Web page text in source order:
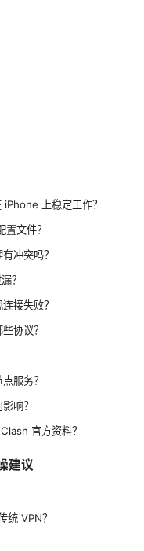
上稳定工作？
文件？
冲突吗？
？
接失败？
协议？
服务？
响？
官方资料？
建议
统 VPN？